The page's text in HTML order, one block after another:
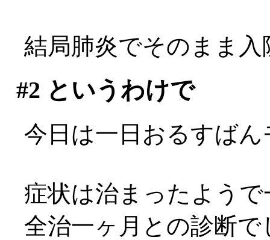
結局肺炎でそのまま入
#2 というわけで
今日は一日おるすばん
症状は治まったようで
全治一ヶ月との診断で